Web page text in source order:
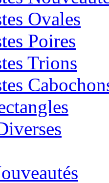
Ovales
Poires
Trions